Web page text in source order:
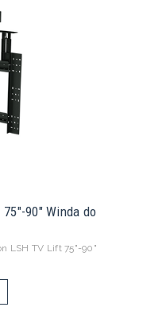
90" Winda do
LSH TV Lift 75"-90"